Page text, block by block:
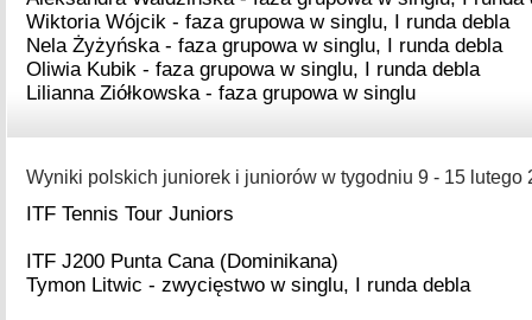
Wiktoria Wójcik - faza grupowa w singlu, I runda debla
Nela Żyżyńska - faza grupowa w singlu, I runda debla
Oliwia Kubik - faza grupowa w singlu, I runda debla
Lilianna Ziółkowska - faza grupowa w singlu
Wyniki polskich juniorek i juniorów w tygodniu 9 - 15 lutego
ITF Tennis Tour Juniors
ITF J200 Punta Cana (Dominikana)
Tymon Litwic - zwycięstwo w singlu, I runda debla